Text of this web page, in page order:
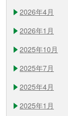
2026年4月
2026年1月
2025年10月
2025年7月
2025年4月
2025年1月